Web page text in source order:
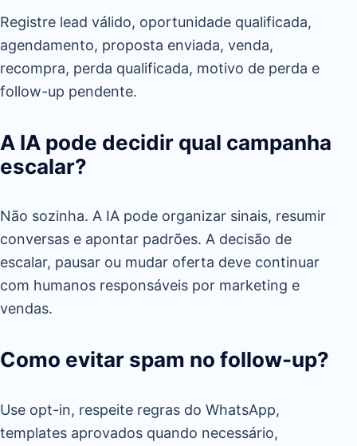
Registre lead válido, oportunidade qualificada,
agendamento, proposta enviada, venda,
recompra, perda qualificada, motivo de perda e
follow-up pendente.
A IA pode decidir qual campanha
escalar?
Não sozinha. A IA pode organizar sinais, resumir
conversas e apontar padrões. A decisão de
escalar, pausar ou mudar oferta deve continuar
com humanos responsáveis por marketing e
vendas.
Como evitar spam no follow-up?
Use opt-in, respeite regras do WhatsApp,
templates aprovados quando necessário,